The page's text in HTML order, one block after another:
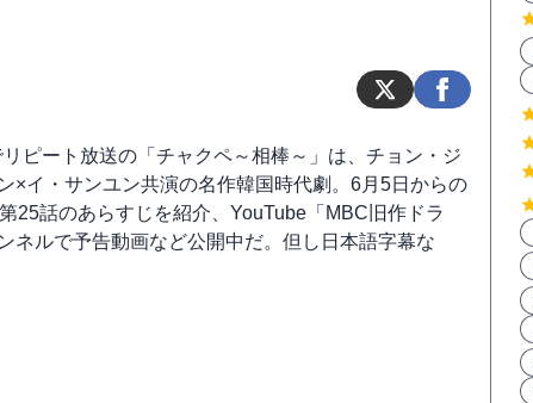
ピート放送の「チャクペ～相棒～」は、チョン・ジ
×イ・サンユン共演の名作韓国時代劇。6月5日からの
25話のあらすじを紹介、YouTube「MBC旧作ドラ
ネルで予告動画など公開中だ。但し日本語字幕な